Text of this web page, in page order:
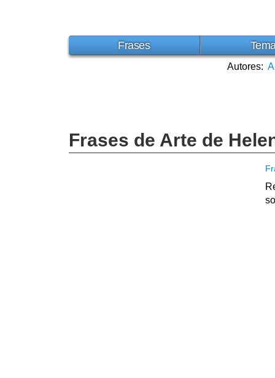
Frases
Autores: A
Frases de Arte de